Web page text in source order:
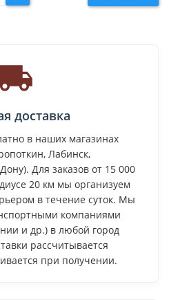
доставка
в наших магазинах
Лабинск,
Для заказов от 15 000
20 км мы организуем
в течение суток. Мы
компаниями
и др.) в любой город
рассчитывается
при получении.